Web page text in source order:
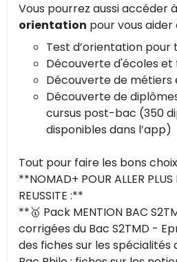
Vous pourrez aussi accéder
orientation pour vous
Test d’orientation
Découverte d'écoles
Découverte de métiers
Découverte de
cursus post-bac (350
disponibles dans l’app)
Tout pour faire les bons
**NOMAD+ POUR ALLER PLUS
REUSSITE :**
**🥇 Pack MENTION BAC
corrigées du Bac S2TMD -
des fiches sur les spécialités